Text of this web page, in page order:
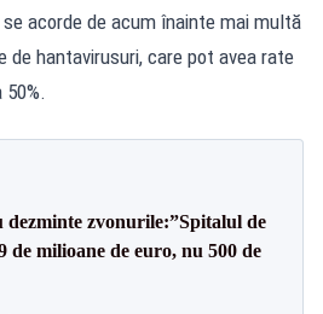
acorde de acum înainte mai multă
de hantavirusuri, care pot avea rate
dezminte zvonurile:”Spitalul de
de milioane de euro, nu 500 de